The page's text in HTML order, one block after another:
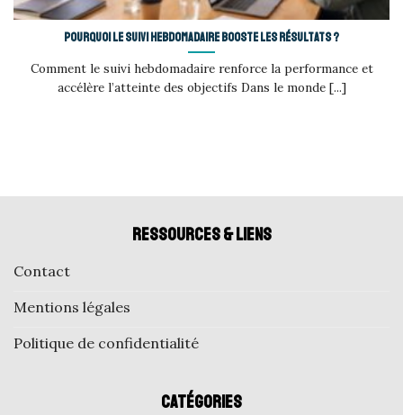
Pourquoi le suivi hebdomadaire booste les résultats ?
Comment le suivi hebdomadaire renforce la performance et
accélère l’atteinte des objectifs Dans le monde [...]
Ressources & liens
Contact
Mentions légales
Politique de confidentialité
Catégories